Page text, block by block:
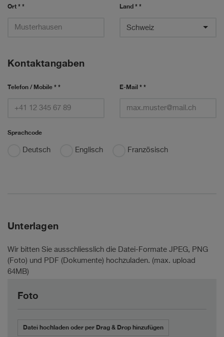
Ort * * Land * *
Kontaktangaben
Telefon / Mobile * * E-Mail * *
Sprachcode
Deutsch Englisch Französisch
Unterlagen
Wir bitten Sie ausschliesslich die Datei-Formate JPEG, PNG
(Foto) und PDF (Dokumente) hochzuladen. (max. upload
64MB)
Foto
Datei hochladen oder per Drag & Drop hinzufügen